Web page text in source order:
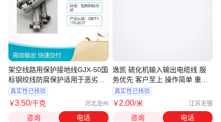
架空线路用保护接地线GJX-50国
标钢绞线防腐保护适用于恶劣环
境
真实性已核验
￥3.50/千克 河北沧州
咨询 电话
逸凯 硫化机输入输出电缆线 服
务优先 客户至上 操作简单 重量
轻
真实性已核验
￥2.00/米 江苏无锡
咨询 电话